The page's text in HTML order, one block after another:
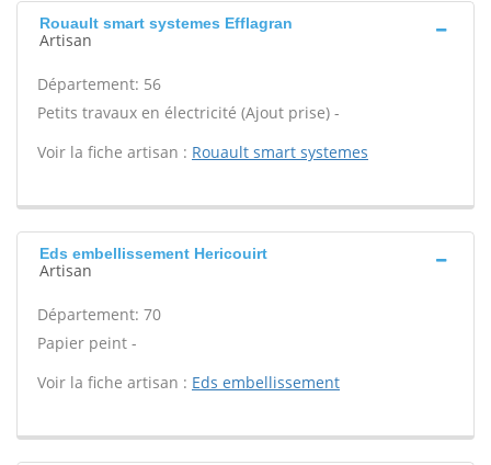
Rouault smart systemes Efflagran
Artisan
Département: 56
Petits travaux en électricité (Ajout prise) -
Voir la fiche artisan : Rouault smart systemes
Eds embellissement Hericouirt
Artisan
Département: 70
Papier peint -
Voir la fiche artisan : Eds embellissement